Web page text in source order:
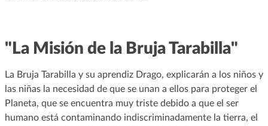
"La Misión de la Bruja Tarabilla"
La Bruja Tarabilla y su aprendiz Drago, explicarán a los niños y
las niñas la necesidad de que se unan a ellos para proteger el
Planeta, que se encuentra muy triste debido a que el ser
humano está contaminando indiscriminadamente la tierra, el